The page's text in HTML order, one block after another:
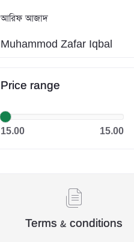
আরিফ আজাদ
Muhammod Zafar Iqbal
Dr. Khandaker Abdullah
Jahangir
কিউএনএ পাবলিকেশন্স লেখক পরিষদ
অর্কিড সম্পাদনা পর্ষদ (সম্পাদক)
Price range
15.00 15.00
Terms & conditions